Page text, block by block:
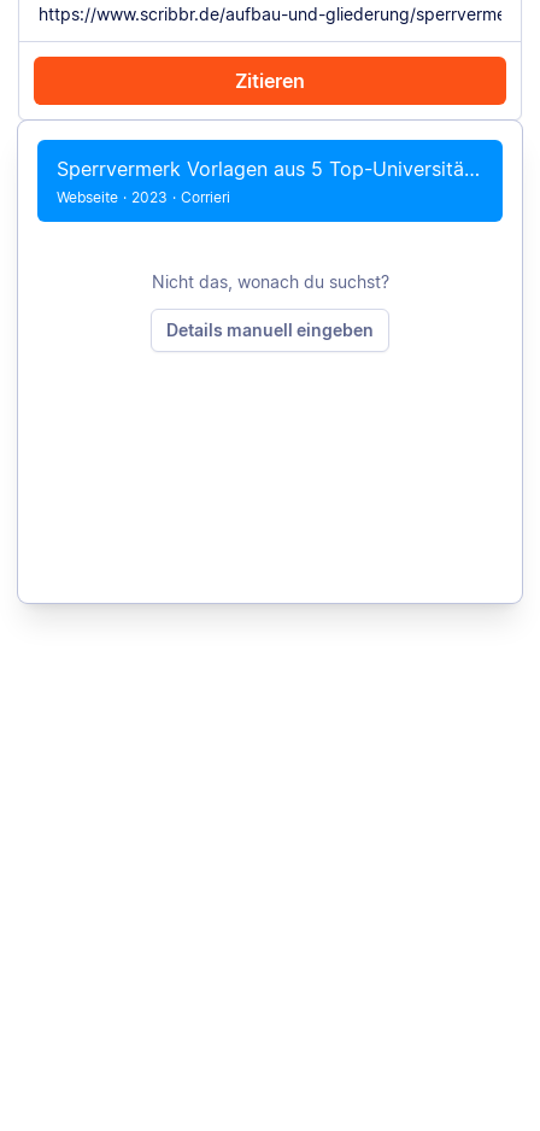
Zitieren
Mit Chrome zitieren Manuell zitieren
Sperrvermerk Vorlagen aus 5 Top-Universitäten
Webseite · 2023 · Corrieri
Nicht das, wonach du suchst?
Details manuell eingeben